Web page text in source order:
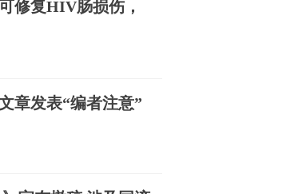
修复HIV肠损伤，
章发表“编者注意”